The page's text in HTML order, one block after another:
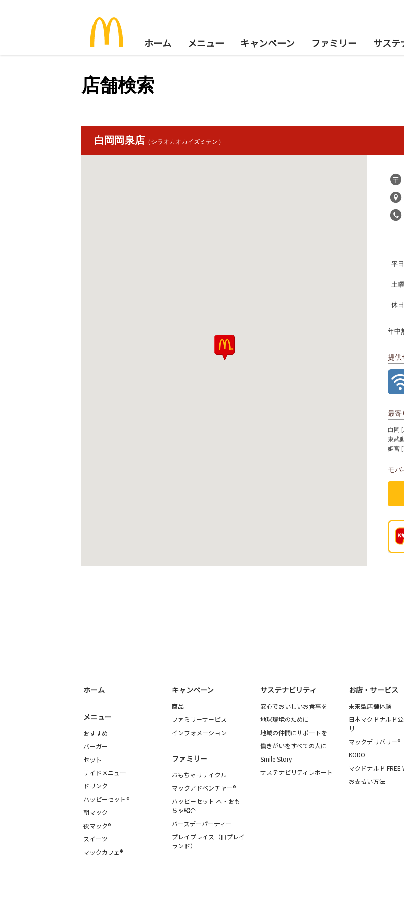
ホーム メニュー キャンペーン ファミリー サステ
店舗検索
白岡岡泉店 （シラオカオカイズミテン）
平日
土曜
休日
年中
提供
最寄
白岡
東武
姫宮
モバ
ホーム
メニュー
おすすめ
バーガー
セット
サイドメニュー
ドリンク
ハッピーセット®
朝マック
夜マック®
スイーツ
マックカフェ®
キャンペーン
商品
ファミリーサービス
インフォメーション
ファミリー
おもちゃリサイクル
マックアドベンチャー®
ハッピーセット 本・おも
ちゃ紹介
バースデーパーティー
プレイプレイス（旧プレイ
ランド）
サステナビリティ
安心でおいしいお食事を
地球環境のために
地域の仲間にサポートを
働きがいをすべての人に
Smile Story
サステナビリティレポート
お店・サービス
未来型店舗体験
日本マクドナルド
リ
マックデリバリー®
KODO
マクドナルド FREE
お支払い方法